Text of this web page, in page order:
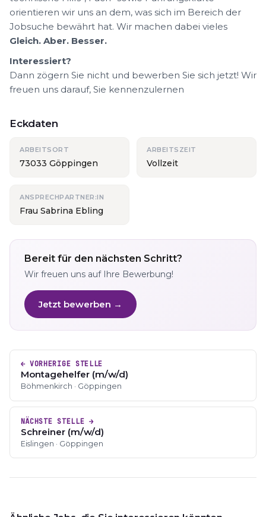
orientieren wir uns an dem, was sich im Bereich der
Jobsuche bewährt hat. Wir machen dabei vieles
Gleich. Aber. Besser.
Interessiert?
Dann zögern Sie nicht und bewerben Sie sich jetzt! Wir
freuen uns darauf, Sie kennenzulernen
Eckdaten
ARBEITSORT
73033 Göppingen
ARBEITSZEIT
Vollzeit
ANSPRECHPARTNER:IN
Frau Sabrina Ebling
Bereit für den nächsten Schritt?
Wir freuen uns auf Ihre Bewerbung!
Jetzt bewerben →
← VORHERIGE STELLE
Montagehelfer (m/w/d)
Böhmenkirch · Göppingen
NÄCHSTE STELLE →
Schreiner (m/w/d)
Eislingen · Göppingen